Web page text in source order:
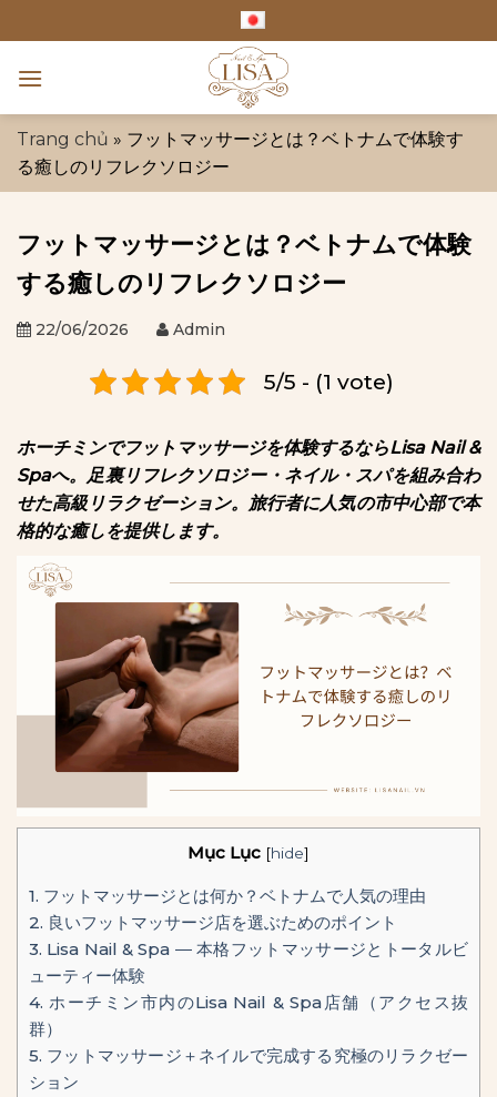
to
content
Trang chủ » フットマッサージとは？ベトナムで体験す
る癒しのリフレクソロジー
フットマッサージとは？ベトナムで体験
する癒しのリフレクソロジー
22/06/2026 Admin
5/5 - (1 vote)
ホーチミンでフットマッサージを体験するならLisa Nail &
Spaへ。足裏リフレクソロジー・ネイル・スパを組み合わ
せた高級リラクゼーション。旅行者に人気の市中心部で本
格的な癒しを提供します。
Mục Lục [hide]
1. フットマッサージとは何か？ベトナムで人気の理由
2. 良いフットマッサージ店を選ぶためのポイント
3. Lisa Nail & Spa ― 本格フットマッサージとトータルビ
ューティー体験
4. ホーチミン市内のLisa Nail & Spa店舗（アクセス抜
群）
5. フットマッサージ＋ネイルで完成する究極のリラクゼー
ション